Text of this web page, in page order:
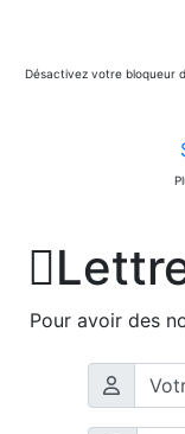
Désactivez votre bloqueur

Pour avoir des